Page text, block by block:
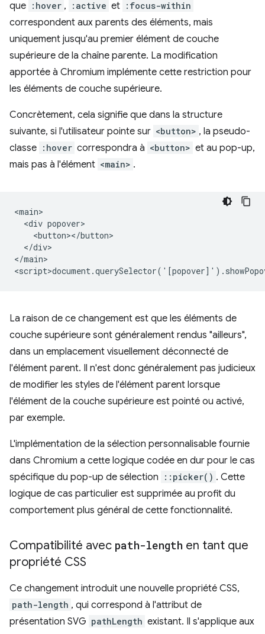
que :hover , :active et :focus-within
correspondent aux parents des éléments, mais
uniquement jusqu'au premier élément de couche
supérieure de la chaîne parente. La modification
apportée à Chromium implémente cette restriction pour
les éléments de couche supérieure.
Concrètement, cela signifie que dans la structure
suivante, si l'utilisateur pointe sur <button> , la pseudo-
classe :hover correspondra à <button> et au pop-up,
mais pas à l'élément <main> .
<main>
  <div popover>
    <button></button>
  </div>
</main>
La raison de ce changement est que les éléments de
couche supérieure sont généralement rendus "ailleurs",
dans un emplacement visuellement déconnecté de
l'élément parent. Il n'est donc généralement pas judicieux
de modifier les styles de l'élément parent lorsque
l'élément de la couche supérieure est pointé ou activé,
par exemple.
L'implémentation de la sélection personnalisable fournie
dans Chromium a cette logique codée en dur pour le cas
spécifique du pop-up de sélection
::picker() . Cette
logique de cas particulier est supprimée au profit du
comportement plus général de cette fonctionnalité.
Compatibilité avec path-length en tant que
propriété CSS
Ce changement introduit une nouvelle propriété CSS,
path-length , qui correspond à l'attribut de
présentation SVG pathLength existant. Il s'applique aux